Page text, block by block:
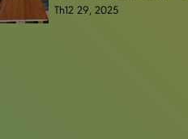
Phong Cách Sống Đương Đại
Th12 29, 2025